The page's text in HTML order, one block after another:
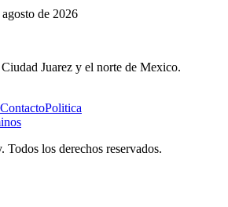
de 2026
Juarez y el norte de Mexico.
ContactoPolitica
. Todos los derechos reservados.